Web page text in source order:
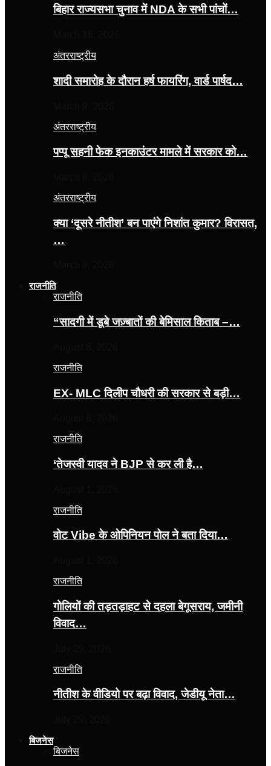
बिहार राज्यसभा चुनाव में NDA के सभी पांचों…
अंतरराष्ट्रीय
शादी समारोह के दौरान हर्ष फायरिंग, वार्ड पार्षद…
अंतरराष्ट्रीय
पप्पू सहनी फेक इनकाउंटर मामले में सरकार को…
अंतरराष्ट्रीय
क्या ‘दूसरे नीतीश’ बन पाएंगे निशांत कुमार? विरासत,
…
राजनीति
राजनीति
“सादगी में डूबे जज़्बातों की बेमिसाल किताब –…
राजनीति
EX- MLC दिलीप चौधरी की सरकार से बड़ी…
राजनीति
‘तेजस्‍वी यादव ने BJP से कर ली है…
राजनीति
वोट Vibe के ओपिनियन पोल ने बता दिया…
राजनीति
गोलियों की तड़तड़ाहट से दहला बेगूसराय, जमीनी
विवाद…
राजनीति
नीतीश के वीडियो पर बढ़ा विवाद, जेडीयू नेता…
बिजनेस
बिजनेस